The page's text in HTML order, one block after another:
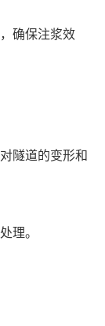
确保注浆效
对隧道的变形和
理。